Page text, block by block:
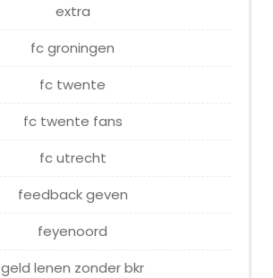
extra
fc groningen
fc twente
fc twente fans
fc utrecht
feedback geven
feyenoord
geld lenen zonder bkr